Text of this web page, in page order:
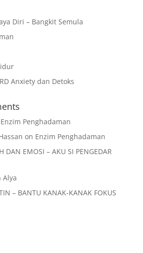
Diri – Bangkit Semula
Anxiety dan Detoks
Enzim Penghadaman
on Enzim Penghadaman
DAN EMOSI – AKU SI PENGEDAR
Alya
– BANTU KANAK-KANAK FOKUS